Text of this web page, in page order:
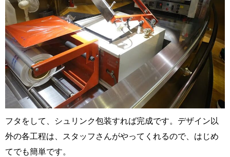
フタをして、シュリンク包装すれば完成です。デザイン以
外の各工程は、スタッフさんがやってくれるので、はじめ
てでも簡単です。